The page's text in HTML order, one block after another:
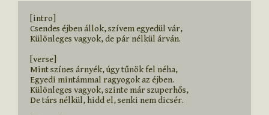
[intro]
Csendes éjben állok, szívem egyedül vár,
Különleges vagyok, de pár nélkül árván.
[verse]
Mint színes árnyék, úgy tűnök fel néha,
Egyedi mintámmal ragyogok az éjben.
Különleges vagyok, szinte már szuperhős,
De társ nélkül, hidd el, senki nem dicsér.